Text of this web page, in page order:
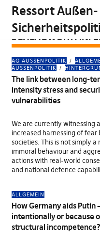
Ressort
SCHLAGWORT:
AG AUSSENPOLITIK
AUSSENPOLITIK
The link between long-
intensity stress and
vulnerabilities
We are currently witnessing
increased harnessing of
societies. This is not simply
immoral behaviour and
actions with real-world
and national defence
ALLGEMEIN
How Germany aids Putin –
intentionally or because
structural incompetence?